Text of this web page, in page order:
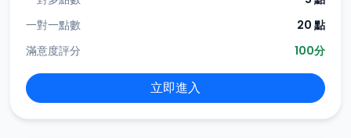
一對一點數
20 點
滿意度評分
100分
立即進入